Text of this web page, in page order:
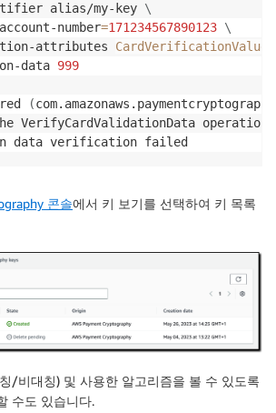
alias/my-key
\
number
=171234567890123 \
attributes
CardVerificationValue2
data
999
(
VerifyCardValidationData operation:
data verification failed
콘솔에서 키 보기를 선택하여 키 목록
/비대칭) 및 사용한 알고리즘을 볼 수 있도록
수도 있습니다.